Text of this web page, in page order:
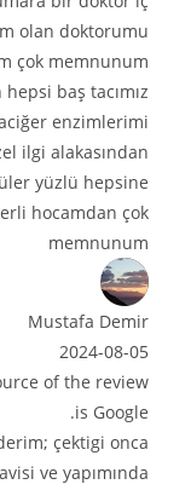
م
ي
ل
ي
ة
و
ا
ل
ت
ر
م
ي
م
ي
ة
ا
ح
ة
ا
ل
أ
ع
ص
ا
ب
)
doktorumu
memnunum
baş tacımız
enzimlerimi
alakasından
yüzlü hepsine
hocamdan çok
memnunum
Mustafa Demir
2024-08-05
of the review
is Google.
çektigi onca
ve yapımında